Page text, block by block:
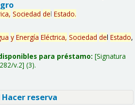
Sociedad del Estado.
y Energía Eléctrica, Sociedad del Estado,
para préstamo: Signatura
v.2 (3).
Hacer reserva